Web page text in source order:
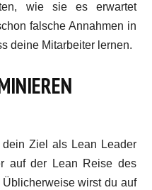
wie sie es erwartet
falsche Annahmen in
deine Mitarbeiter lernen.
dein Ziel als Lean Leader
auf der Lean Reise des
wirst du auf